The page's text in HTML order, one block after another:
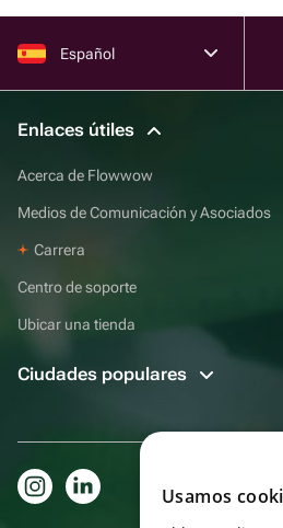
Español
Enlaces útiles
Acerca de Flowwow
Medios de Comunicación y Asociados
Carrera
Centro de soporte
Ubicar una tienda
Ciudades populares
Usamos